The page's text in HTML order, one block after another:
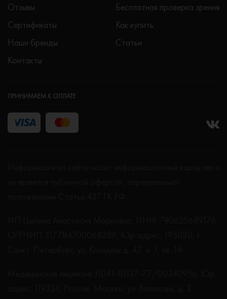
Отзывы
Сертификаты
Наши бренды
Контакты
Бесплатная проверка зрения
Как купить
Статьи
ПРИНИМАЕМ К ОПЛАТЕ